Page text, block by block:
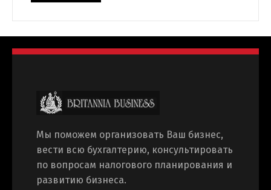
Мы поможем организовать Ваш бизнес,
вести всю бухгалтерию, консультировать
по вопросам налогового планирования и
развитию бизнеса.